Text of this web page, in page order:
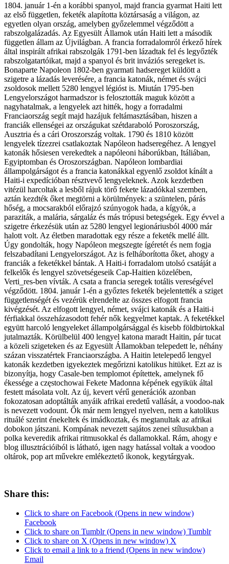
1804. január 1-én a korábbi spanyol, majd francia gyarmat Haiti lett
az első független, feketék alapította köztársaság a világon, az
egyetlen olyan ország, amelyben győzelemmel végződött a
rabszolgalázadás. Az Egyesült Államok után Haiti lett a második
független állam az Újvilágban. A francia forradalomról érkező hírek
által inspirált afrikai rabszolgák 1791-ben lázadtak fel és legyőzték
rabszolgatartóikat, majd a spanyol és brit inváziós seregeket is.
Bonaparte Napoleon 1802-ben gyarmati hadsereget küldött a
szigetre a lázadás leverésére, a francia katonák, német és svájci
zsoldosok mellett 5280 lengyel légióst is. Miután 1795-ben
Lengyelországot harmadszor is felosztották maguk között a
nagyhatalmak, a lengyelek azt hitték, hogy a forradalmi
Franciaország segít majd hazájuk feltámasztásában, hiszen a
franciák ellenségei az országukat szétdaraboló Poroszország,
Ausztria és a cári Oroszország voltak. 1790 és 1810 között
lengyelek tízezrei csatlakoztak Napóleon hadseregéhez. A lengyel
katonák hősiesen verekedtek a napóleoni háborúkban, Itáliában,
Egyiptomban és Oroszországban. Napóleon lombardiai
állampolgárságot és a francia katonákkal egyenlő zsoldot kínált a
Haiti-i expedícióban résztvevő lengyeleknek. Azok kezdetben
vitézül harcoltak a lesből rájuk törő fekete lázadókkal szemben,
aztán kezdték őket megtörni a körülmények: a szüntelen, párás
hőség, a mocsarakból előrajzó szúnyogok hada, a kígyók, a
paraziták, a malária, sárgaláz és más trópusi betegségek. Egy évvel a
szigetre érkezésük után az 5280 lengyel legionáriusból 4000 már
halott volt. Az életben maradottak egy része a feketék mellé állt.
Úgy gondolták, hogy Napóleon megszegte ígéretét és nem fogja
felszabadítani Lengyelországot. Az is felháborította őket, ahogy a
franciák a feketékkel bántak. A Haiti-i forradalom utolsó csatáját a
felkelők és lengyel szövetségeseik Cap-Haitien közelében,
Verti_res-ben vívták. A csata a francia seregek totális vereségével
végződött. 1804. január 1-én a győztes feketék bejelentették a sziget
függetlenségét és vezérük elrendelte az összes elfogott francia
kivégzését. Az elfogott lengyel, német, svájci katonák és a Haiti-i
férfiakkal összeházasodott fehér nők kegyelmet kaptak. A feketékkel
együtt harcoló lengyeleket állampolgársággal és kisebb földbirtokkal
jutalmazták. Körülbelül 400 lengyel katona maradt Haitin, pár tucat
a közeli szigeteken és az Egyesült Államokban telepedett le, néhány
százan visszatértek Franciaországba. A Haitin letelepedő lengyel
katonák kezdetben igyekeztek megőrizni katolikus hitüket. Ezt az is
bizonyítja, hogy Casale-ben templomot építettek, amelynek fő
ékessége a częstochowai Fekete Madonna képének egyikük által
festett másolata volt. Az új, kevert vérű generációk azonban
fokozatosan adoptálták anyáik afrikai eredetű vallását, a voodoo-nak
is nevezett vodount. Ők már nem lengyel nyelven, nem a katolikus
rituálé szerint énekeltek és imádkoztak, és megtanultak az afrikai
dobokon játszani. Kompának nevezett sajátos zenei stílusukban a
polka keveredik afrikai ritmusokkal és dallamokkal. Rám, ahogy e
blog illusztrációiból is látható, igen nagy hatással voltak a voodoo
oltárok, pop art művekre emlékeztető ikonok, kegytárgyak.
Share this:
Click to share on Facebook (Opens in new window)
Facebook
Click to share on Tumblr (Opens in new window) Tumblr
Click to share on X (Opens in new window) X
Click to email a link to a friend (Opens in new window)
Email